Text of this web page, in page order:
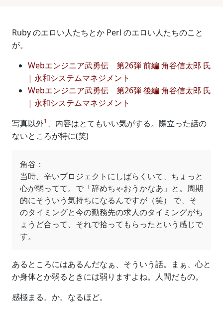
Ruby のエロい人たちとか Perl のエロい人たちのこと
が。
Webエンジニア武勇伝 第26弾 前編 角谷信太郎 氏
| 永和システムマネジメント
Webエンジニア武勇伝 第26弾 後編 角谷信太郎 氏
| 永和システムマネジメント
写真以外1 、内容はとてもいい気がする。際立った話の
ないところが特に(笑)
角谷：
当時、辛いプロジェクトにしばらくいて、ちょっと
心が弱ってて。で「辞めちゃおうかなあ」と。周期
的にそういう気持ちになるんですが（笑） で、そ
のタイミングと今の勤務先の求人のタイミングがち
ょうど合って、それで拾ってもらったという感じで
す。
あるところにはあるんだなぁ、そういう話。まぁ、心と
か身体とか弱るときには弱りますよね。人間だもの。
感極まる。か。なるほど。